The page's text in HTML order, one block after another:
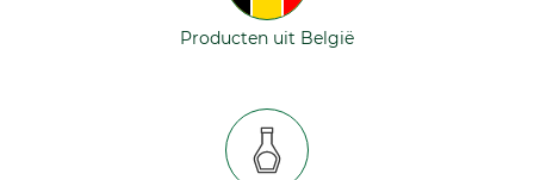
Producten uit België